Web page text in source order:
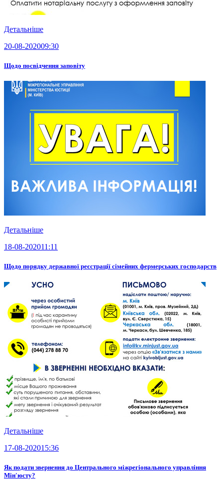
Детальніше
20-08-202009:30
Щодо посвідчення заповіту
Детальніше
18-08-202011:11
Щодо порядку державної реєстрації сімейних фермерських господарств
Детальніше
17-08-202015:36
Як подати звернення до Центрального міжрегіонального управління
Мін'юсту?